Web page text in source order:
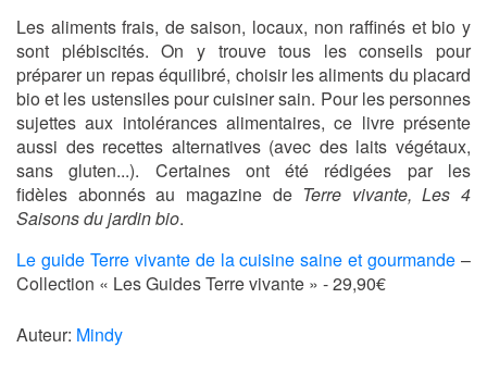
Les aliments frais, de saison, locaux, non raffinés et bio y
sont plébiscités. On y trouve tous les conseils pour
préparer un repas équilibré, choisir les aliments du placard
bio et les ustensiles pour cuisiner sain. Pour les personnes
sujettes aux intolérances alimentaires, ce livre présente
aussi des recettes alternatives (avec des laits végétaux,
sans gluten...). Certaines ont été rédigées par les
fidèles abonnés au magazine de Terre vivante, Les 4
Saisons du jardin bio.
Le guide Terre vivante de la cuisine saine et gourmande –
Collection « Les Guides Terre vivante » - 29,90€
Auteur: Mindy